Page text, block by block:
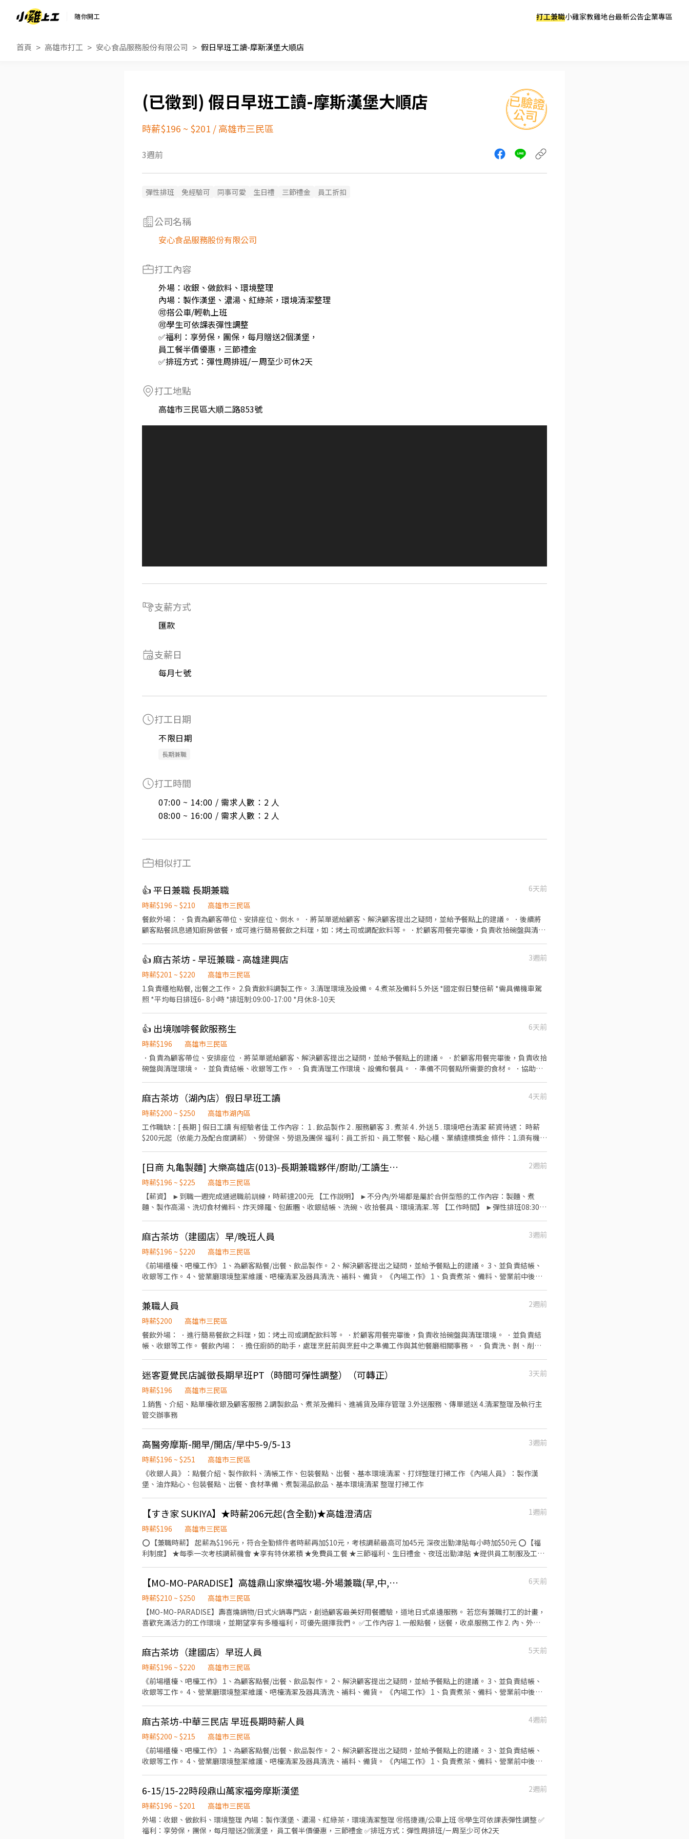
隨你開工 打工兼職小雞家教雞地台最新公告企業專區
首頁 高雄市打工 安心食品服務股份有限公司 假日早班工讀-摩斯漢堡大順店
假日早班工讀-摩斯漢堡大順店
時薪$196 ~ $201 /高雄市三民區
3週前
彈性排班 免經驗可 同事可愛 生日禮 三節禮金 員工折扣
公司名稱
安心食品服務股份有限公司
打工內容
外場：收銀、做飲料、環境整理
內場：製作漢堡、濃湯、紅綠茶，環境清潔整理
🉑️搭公車/輕軌上班
🉑️學生可依課表彈性調整
✅福利：享勞保，團保，每月贈送2個漢堡，
員工餐半價優惠，三節禮金
✅排班方式：彈性周排班/ㄧ周至少可休2天
打工地點
高雄市三民區大順二路853號
支薪方式
匯款
支薪日
每月七號
打工日期
不限日期
長期兼職
打工時間
07:00 ~ 14:00 / 需求人數：2 人
08:00 ~ 16:00 / 需求人數：2 人
相似打工
👍 平日兼職 長期兼職
6天前
時薪$196 ~ $210
高雄市三民區
餐飲外場： ．負責為顧客帶位、安排座位、倒水。 ．將菜單遞給顧客、解決顧客提出之疑問，並給予餐點上的建議。 ．後續將
顧客點餐訊息通知廚房做餐，或可進行簡易餐飲之料理，如：烤土司或調配飲料等。 ．於顧客用餐完畢後，負責收拾碗盤與清理
重量。 ．負責擺盤、打包外帶服務。
👍 麻古茶坊 - 早班兼職 - 高雄建興店
3週前
時薪$201 ~ $220
高雄市三民區
1.負責櫃枱點餐, 出餐之工作。 2.負責飲料調製工作。 3.清理環境及設備。 4.煮茶及備料 5.外送 *國定假日雙倍薪 *需具備機車駕
照 *平均每日排班6- 8小時 *排班制:09:00-17:00 *月休:8-10天
👍 出境咖啡餐飲服務生
6天前
時薪$196
高雄市三民區
．負責為顧客帶位、安排座位 ．將菜單遞給顧客、解決顧客提出之疑問，並給予餐點上的建議。 ．於顧客用餐完畢後，負責收拾
碗盤與清理環境。 ．並負責結帳、收銀等工作。 ．負責清理工作環境、設備和餐具。 ．準備不同餐點所需要的食材。 ．協助測
麻古茶坊（湖內店）假日早班工讀
4天前
時薪$200 ~ $250
高雄市湖內區
工作職缺：[ 長期 ] 假日工讀 有經驗者佳 工作內容： 1 . 飲品製作 2 . 服務顧客 3 . 煮茶 4 . 外送 5 . 環境吧台清潔 薪資待遇： 時薪
$200元起（依能力及配合度調薪）、勞健保、勞退及團保 福利：員工折扣、員工聚餐、點心櫃、業績達標獎金 條件：1.須有機車
[日商 丸亀製麵] 大樂高雄店(013)-長期兼職夥伴/廚助/工讀生/彈性排班
2週前
時薪$196 ~ $225
高雄市三民區
【薪資】 ►到職一週完成通過職前訓練，時薪達200元 【工作說明】 ►不分內/外場都是屬於合併型態的工作內容：製麵、煮
麵、製作高湯、洗切食材備料、炸天婦羅、包飯糰、收銀結帳、洗碗、收拾餐具、環境清潔..等 【工作時間】 ►彈性排班08:30-
麻古茶坊（建國店）早/晚班人員
3週前
時薪$196 ~ $220
高雄市三民區
《前場櫃檯、吧檯工作》 1、為顧客點餐/出餐、飲品製作。 2、解決顧客提出之疑問，並給予餐點上的建議。 3、並負責結帳、
收銀等工作。 4、營業廳環境整潔維護、吧檯清潔及器具清洗、補料、備貨。 《內場工作》 1、負責煮茶、備料、營業前中後之
照者，需自備有電動自行車可以擔任外送工作方符合應徵條件。 3、因徵才格式能填寫之內容有限，對我們職缺有興趣者，可透
過留言或面談，能更清楚了解工作時段及內容。 4、有麻古茶坊經驗者，薪資面議。
兼職人員
2週前
時薪$200
高雄市三民區
餐飲外場： ．進行簡易餐飲之料理，如：烤土司或調配飲料等。 ．於顧客用餐完畢後，負責收拾碗盤與清理環境。 ．並負責結
帳、收銀等工作。 餐飲內場： ．擔任廚師的助手，處理烹飪前與烹飪中之準備工作與其他餐廳相關事務。 ．負責洗、剝、削、
迷客夏覺民店誠徵長期早班PT（時間可彈性調整）（可轉正）
3天前
時薪$196
高雄市三民區
1.銷售、介紹、點單檯收銀及顧客服務 2.調製飲品、煮茶及備料、進補貨及庫存管理 3.外送服務、傳單遞送 4.清潔整理及執行主
管交辦事務
高醫旁摩斯-開早/開店/早中5-9/5-13
3週前
時薪$196 ~ $251
高雄市三民區
《收銀人員》：點餐介紹、製作飲料、清帳工作、包裝餐點、出餐、基本環境清潔、打烊整理打掃工作 《內場人員》：製作漢
堡、油炸點心、包裝餐點、出餐、食材準備、煮製湯品飲品、基本環境清潔 整理打掃工作
【すき家 SUKIYA】★時薪206元起(含全勤)★高雄澄清店
1週前
時薪$196
高雄市三民區
⭕【兼職時薪】 起薪為$196元，符合全勤條件者時薪再加$10元，考核調薪最高可加45元 深夜出勤津貼每小時加$50元 ⭕【福
利制度】 ★每季一次考核調薪機會 ★享有特休累積 ★免費員工餐 ★三節福利、生日禮金、夜班出勤津貼 ★提供員工制服及工作
專業流程 ★無經驗可 ★提供完善職前教育訓練 ⭕【經營理念】 我們是日本第一的速食連鎖ZENSHO集團，我們的理念是"消滅
世界的飢餓和貧困"，目標是成為全球第一的連鎖餐飲集團。 我們堅持使用安全及高品質的食材，當場現點現作提供美味可口的
日本國民美食-牛丼/咖哩，並以舒適衛生的用餐環境、熱情用心的服務態度、平實親民的誠懇價格，強調食品安全，顧客安心。
不論是單獨一人、與家人一起、朋友一起，皆可享受用餐的樂趣。
【MO-MO-PARADISE】高雄鼎山家樂福牧場-外場兼職(早,中,晚)C33
6天前
時薪$210 ~ $250
高雄市三民區
【MO-MO-PARADISE】壽喜燒鍋物/日式火鍋專門店，創造顧客最美好用餐體驗，道地日式桌邊服務。 若您有兼職打工的計畫，
喜歡充滿活力的工作環境，並期望享有多種福利，可優先選擇我們。 ✅工作內容 1. 一般點餐，送餐，收桌服務工作 2. 內、外場
佳。) ※彈性排班可討論喔。週六與週日正常工時出勤每小時再加5圓，國定假日除外。 ✅工作時段說明：依店鋪營運需求排班；
兼職人員每月可配合排班時數須達60小時以上。 ✅提供免費溫馨員工餐點、交通便利通勤上班很方便。 ✅歡迎無餐飲工作經驗、
對餐飲業有熱忱的您，加入三澧餐飲集團。 -------------------------------------------------------------------------- 『加入三澧
成為家人』共同創造無限可能。 1998年於台灣成立-日商三澧餐飲集團 HUMAX ASIA，屬於日本Wondertable餐飲集團在台分公
司。 深耕台灣多年的日本與義大利美食連鎖品牌，旗下六大連鎖餐飲品牌包含， ★義式料理餐廳：BELLINI CAFFÈ、BELLINI
Pasta Pasta、MOLINO手工義大利麵 ★日式鍋物餐廳：Mo-Mo-Paradise壽喜燒 ★日式天婦羅專門店：天吉屋、吉天麩羅 全台
直營店鋪皆位於各大百貨商場，並持續穩定發展中。 --------------------------------------------------------------------------
③錄取的實際任用職稱及薪資，依面談結果與經驗核定職級。
麻古茶坊（建國店）早班人員
5天前
時薪$196 ~ $220
高雄市三民區
《前場櫃檯、吧檯工作》 1、為顧客點餐/出餐、飲品製作。 2、解決顧客提出之疑問，並給予餐點上的建議。 3、並負責結帳、
收銀等工作。 4、營業廳環境整潔維護、吧檯清潔及器具清洗、補料、備貨。 《內場工作》 1、負責煮茶、備料、營業前中後之
需自備有電動自行車可以擔任外送工作方符合應徵條件。 3、因徵才格式能填寫之內容有限，求職者可透過留言或面談，能更清
楚了解工作時段及內容。
麻古茶坊-中華三民店 早班長期時薪人員
4週前
時薪$200 ~ $215
高雄市三民區
《前場櫃檯、吧檯工作》 1、為顧客點餐/出餐、飲品製作。 2、解決顧客提出之疑問，並給予餐點上的建議。 3、並負責結帳、
收銀等工作。 4、營業廳環境整潔維護、吧檯清潔及器具清洗、補料、備貨。 《內場工作》 1、負責煮茶、備料、營業前中後之
以擔任外送工作，也可以進一步詢問、面談。 3、因徵才格式能填寫之內容有限，求職者可透過留言或面談，能更清楚了解工作
時段及內容。 4、勞保，健保，團保皆有。 5、早班開茶另有津貼。
6-15/15-22時段鼎山萬家福旁摩斯漢堡
2週前
時薪$196 ~ $201
高雄市三民區
外場：收銀、做飲料、環境整理 內場：製作漢堡、濃湯、紅綠茶，環境清潔整理 🉑️搭捷運/公車上班 🉑️學生可依課表彈性調整 ✅
福利：享勞保，團保，每月贈送2個漢堡， 員工餐半價優惠，三節禮金 ✅排班方式：彈性周排班/ㄧ周至少可休2天